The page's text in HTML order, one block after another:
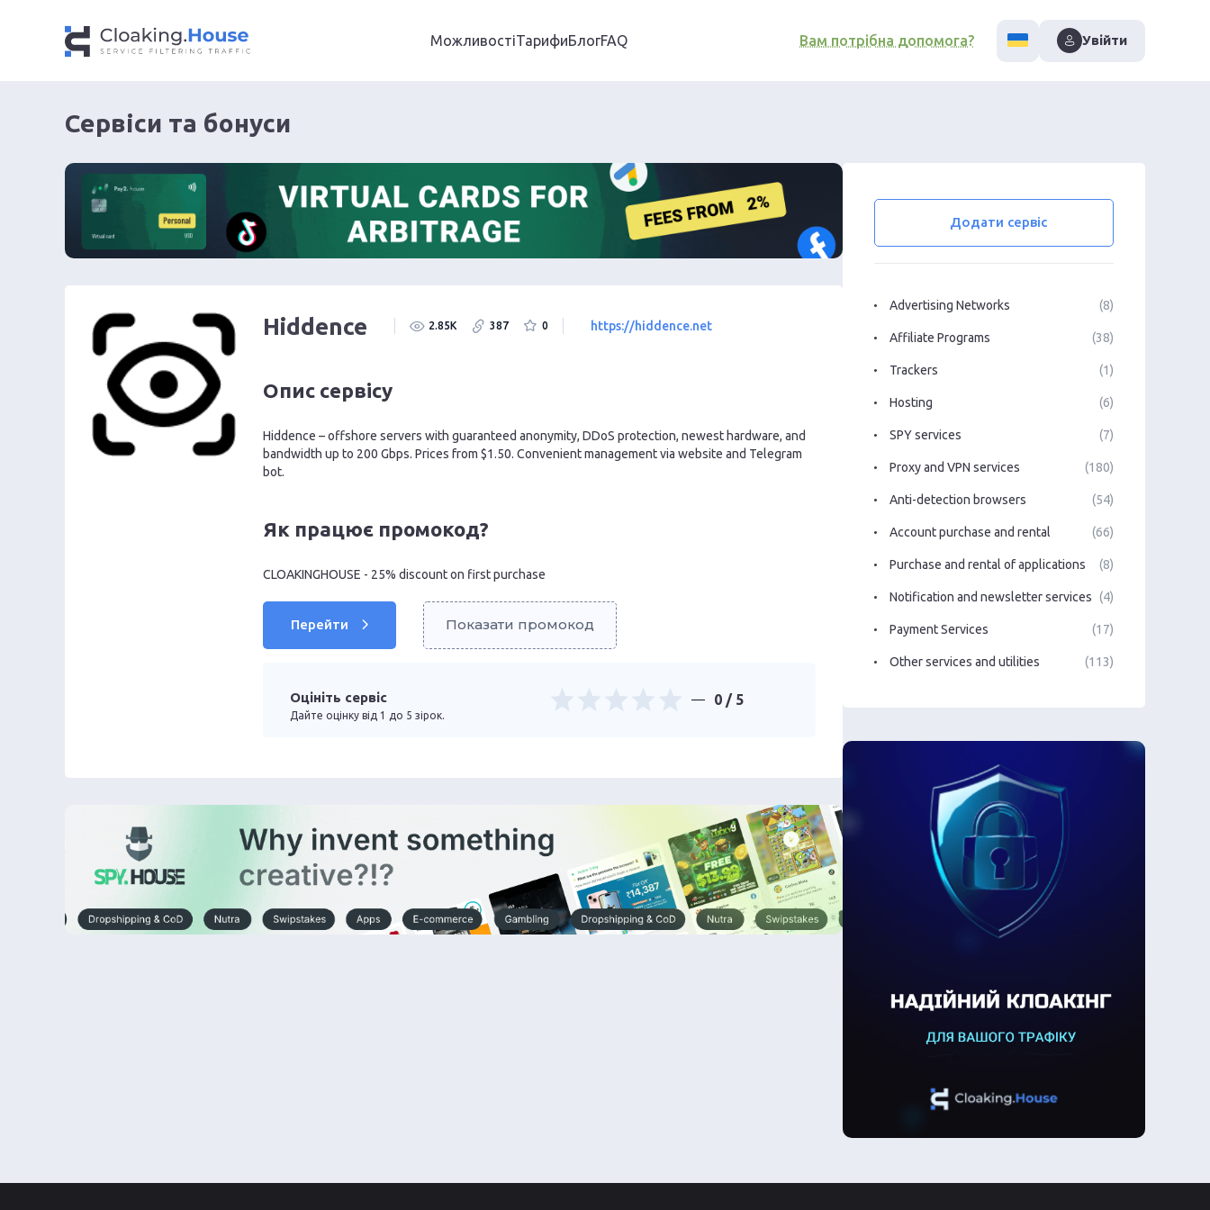
МожливостіТарифиБлогFAQ Вам потрібна допомога? Увійти
Сервіси та бонуси
https://hiddence.net
Hiddence 2.85K 387 0
Опис сервісу
Hiddence – offshore servers with guaranteed anonymity, DDoS protection, newest hardware, and
bandwidth up to 200 Gbps. Prices from $1.50. Convenient management via website and Telegram
bot.
Як працює промокод?
CLOAKINGHOUSE - 25% discount on first purchase
Перейти Показати промокод
Оцініть сервіс
Дайте оцінку від 1 до 5 зірок.
0 / 5
Додати сервіс
Advertising Networks (8)
Affiliate Programs (38)
Trackers (1)
Hosting (6)
SPY services (7)
Proxy and VPN services (180)
Anti-detection browsers (54)
Account purchase and rental (66)
Purchase and rental of applications (8)
Notification and newsletter services (4)
Payment Services (17)
Other services and utilities (113)